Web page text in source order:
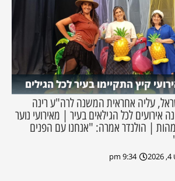
קיץ התקיימו בעיר לכל הגילים
עליה אחראית המשנה לרה"ע רינה
אירועים לכל הגילאים בעיר | מאירועי נוער
| הולנדר אמרה: "אנחנו עם הפנים
9:34 pm